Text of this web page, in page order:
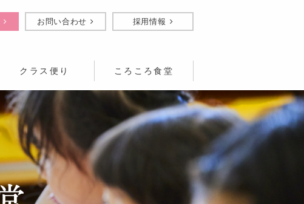
クラス便り ころころ食堂
お問い合わせ 採用情報